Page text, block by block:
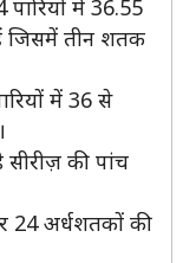
में 36.55
जिसमें तीन शतक
में 36 से
की पांच
24 अर्धशतकों की